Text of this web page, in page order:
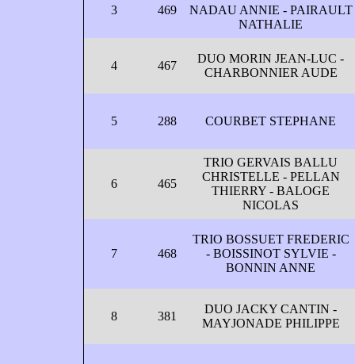
3 469
NADAU ANNIE - PAIRAULT
NATHALIE
4 467
DUO MORIN JEAN-LUC -
CHARBONNIER AUDE
5 288 COURBET STEPHANE
6 465
TRIO GERVAIS BALLU
CHRISTELLE - PELLAN
THIERRY - BALOGE
NICOLAS
7 468
TRIO BOSSUET FREDERIC
- BOISSINOT SYLVIE -
BONNIN ANNE
8 381
DUO JACKY CANTIN -
MAYJONADE PHILIPPE